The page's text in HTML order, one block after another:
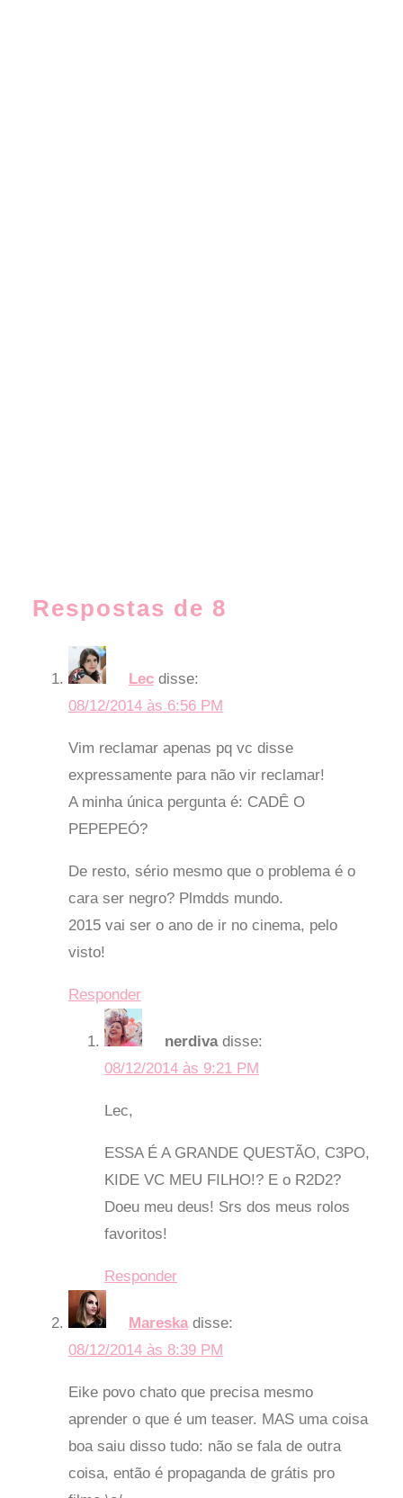
Respostas de 8
Lec disse:
08/12/2014 às 6:56 PM
Vim reclamar apenas pq vc disse
expressamente para não vir reclamar!
A minha única pergunta é: CADÊ O
PEPEPEÓ?
De resto, sério mesmo que o problema é o
cara ser negro? Plmdds mundo.
2015 vai ser o ano de ir no cinema, pelo
visto!
Responder
nerdiva disse:
08/12/2014 às 9:21 PM
Lec,
ESSA É A GRANDE QUESTÃO, C3PO,
KIDE VC MEU FILHO!? E o R2D2?
Doeu meu deus! Srs dos meus rolos
favoritos!
Responder
Mareska disse:
08/12/2014 às 8:39 PM
Eike povo chato que precisa mesmo
aprender o que é um teaser. MAS uma coisa
boa saiu disso tudo: não se fala de outra
coisa, então é propaganda de grátis pro